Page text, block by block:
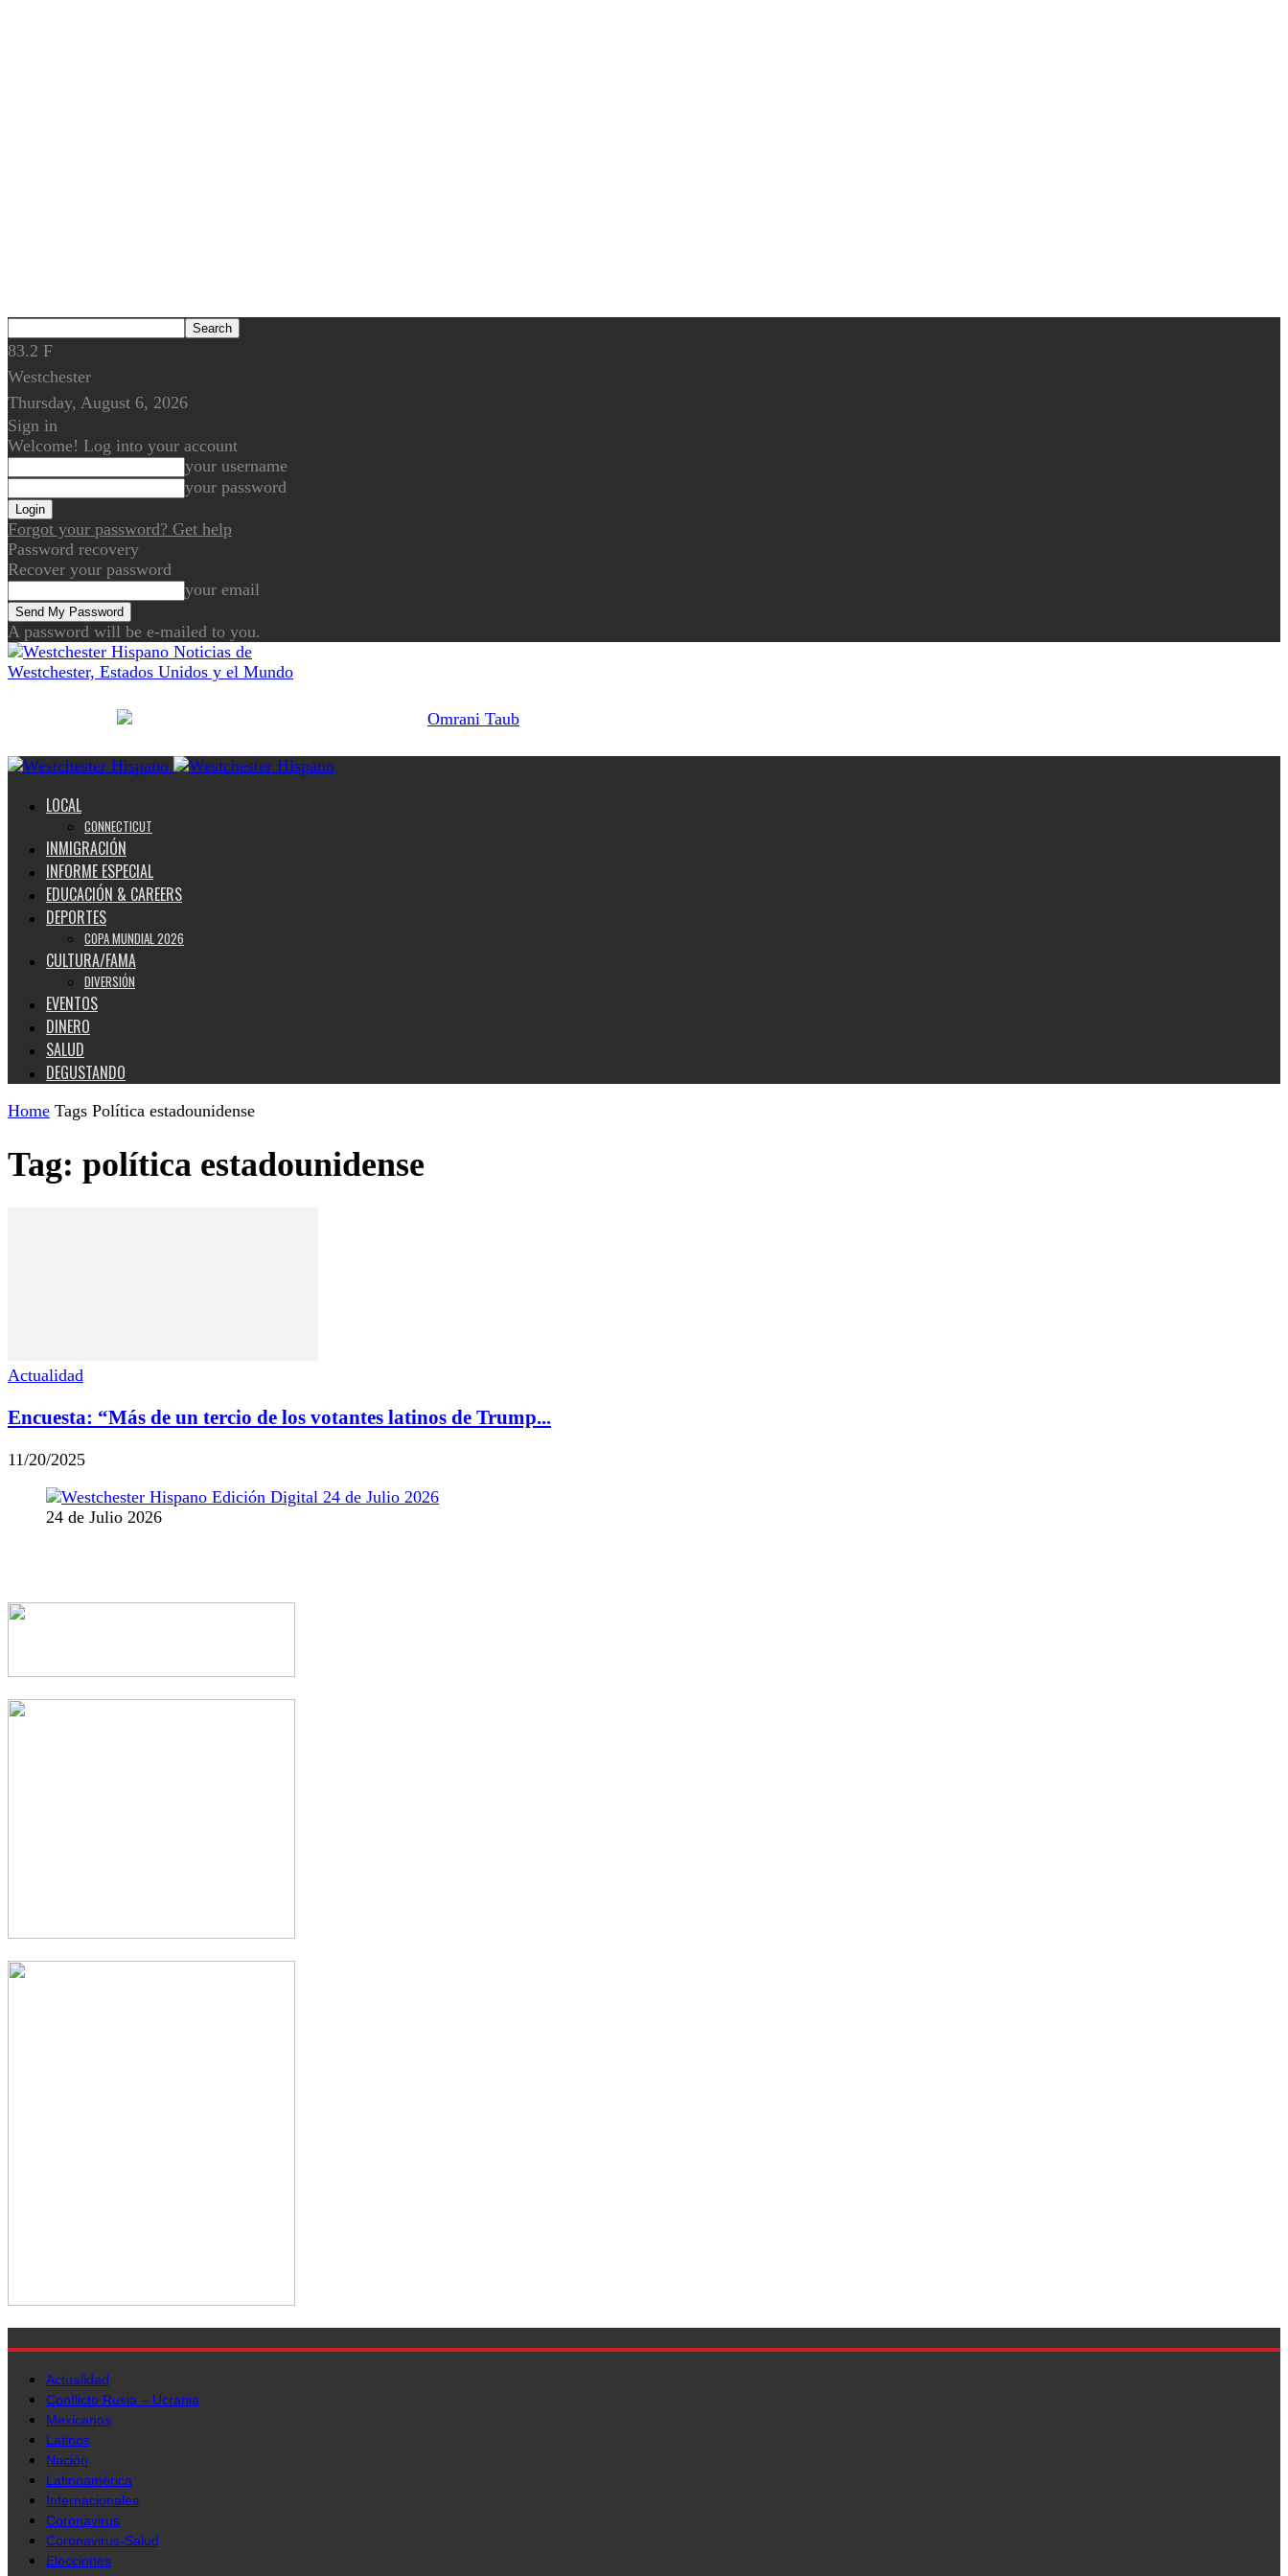
83.2 F
Westchester
Thursday, August 6, 2026
Sign in
Welcome! Log into your account
your username
your password
Forgot your password? Get help
Password recovery
Recover your password
your email
A password will be e-mailed to you.
Noticias de
Westchester, Estados Unidos y el Mundo
LOCAL
CONNECTICUT
INMIGRACIÓN
INFORME ESPECIAL
EDUCACIÓN & CAREERS
DEPORTES
COPA MUNDIAL 2026
CULTURA/FAMA
DIVERSIÓN
EVENTOS
DINERO
SALUD
DEGUSTANDO
Home Tags Política estadounidense
Tag: política estadounidense
Actualidad
Encuesta: “Más de un tercio de los votantes latinos de Trump...
11/20/2025
24 de Julio 2026
Actualidad
Conflicto Rusia – Ucrania
Mexicanos
Latinos
Nación
Latinoamérica
Internacionales
Coronavirus
Coronavirus-Salud
Elecciones